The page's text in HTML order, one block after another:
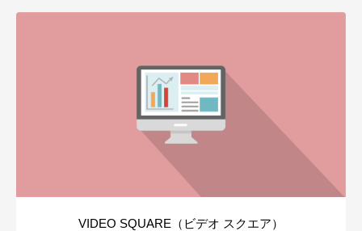
VIDEO SQUARE（ビデオ スクエア）